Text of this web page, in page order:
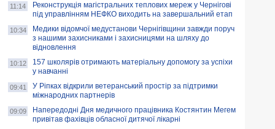
11:14
Реконструкція магістральних теплових мереж у Чернігові
під управлінням НЕФКО виходить на завершальний етап
10:34
Медики відомчої медустанови Чернігівщини завжди поруч
з нашими захисниками і захисницями на шляху до
відновлення
10:12
157 школярів отримають матеріальну допомогу за успіхи
у навчанні
09:41
У Ріпках відкрили ветеранський простір за підтримки
міжнародних партнерів
09:09
Напередодні Дня медичного працівника Костянтин Мегем
привітав фахівців обласної дитячої лікарні